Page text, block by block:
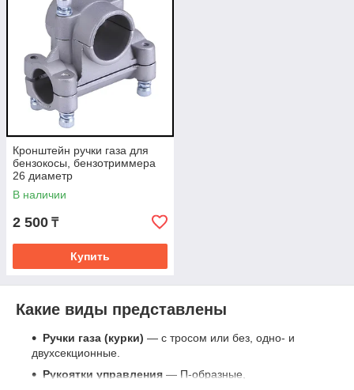
Кронштейн ручки газа для
бензокосы, бензотриммера
26 диаметр
В наличии
2 500 ₸
Купить
Какие виды представлены
Ручки газа (курки) — с тросом или без, одно- и
двухсекционные.
Рукоятки управления — П-образные,